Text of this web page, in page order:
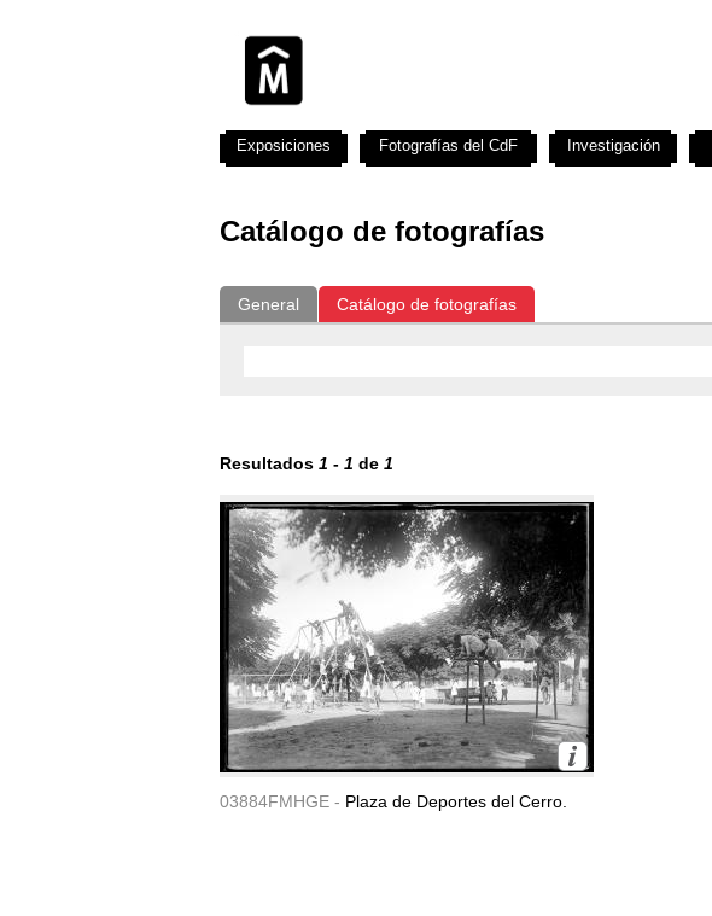
Catálogo de fotografías
General Catálogo de fotografías
Resultados 1 - 1 de 1
03884FMHGE - Plaza de Deportes del Cerro.
Exposiciones Fotografías del CdF Investigación